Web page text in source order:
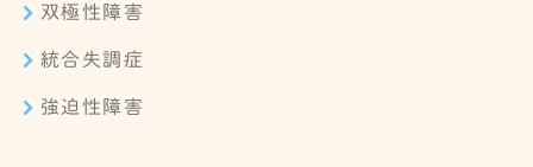
双極性障害
統合失調症
強迫性障害